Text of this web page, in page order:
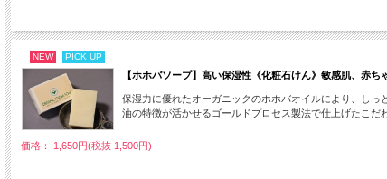
NEW PICK UP
【ホホバソープ】高い保湿性《化粧石けん》敏感肌、赤ち
保湿力に優れたオーガニックのホホバオイルにより、し
油の特徴が活かせるゴールドプロセス製法で仕上げたこ
価格： 1,650円(税抜 1,500円)